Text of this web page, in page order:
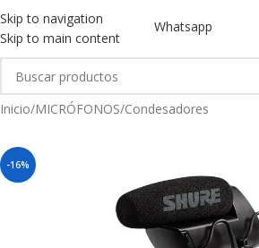
Skip to navigation
Skip to main content
Whatsapp
Inicio/MICRÓFONOS/Condesadores
-16%